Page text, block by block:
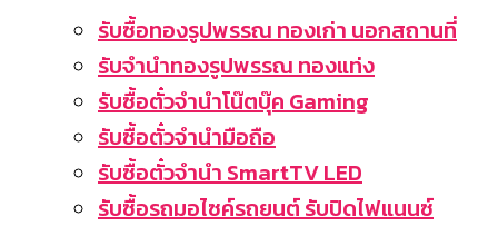
รับซื้อทองรูปพรรณ ทองเก่า นอกสถานที่
รับจำนำทองรูปพรรณ ทองแท่ง
รับซื้อตั๋วจำนำโน๊ตบุ๊ค Gaming
รับซื้อตั๋วจำนำมือถือ
รับซื้อตั๋วจำนำ SmartTV LED
รับซื้อรถมอไซค์รถยนต์ รับปิดไฟแนนซ์